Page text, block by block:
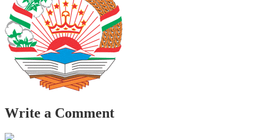
Write a Comment